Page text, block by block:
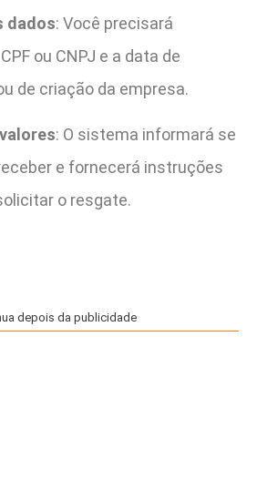
dados: Você precisará
ou CNPJ e a data de
de criação da empresa.
: O sistema informará se
e fornecerá instruções
o resgate.
depois da publicidade